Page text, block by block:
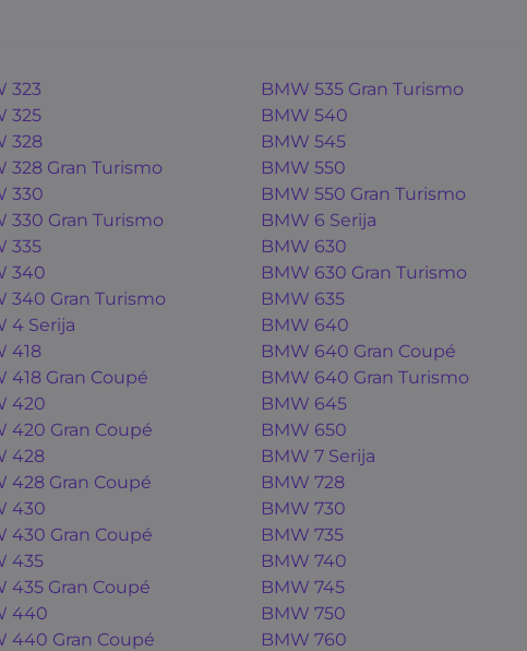
323
325
328
328 Gran Turismo
330
330 Gran Turismo
335
340
340 Gran Turismo
4 Serija
418
418 Gran Coupé
420
420 Gran Coupé
428
428 Gran Coupé
430
430 Gran Coupé
435
435 Gran Coupé
440
440 Gran Coupé
BMW 535 Gran Turismo
BMW 540
BMW 545
BMW 550
BMW 550 Gran Turismo
BMW 6 Serija
BMW 630
BMW 630 Gran Turismo
BMW 635
BMW 640
BMW 640 Gran Coupé
BMW 640 Gran Turismo
BMW 645
BMW 650
BMW 7 Serija
BMW 728
BMW 730
BMW 735
BMW 740
BMW 745
BMW 750
BMW 760